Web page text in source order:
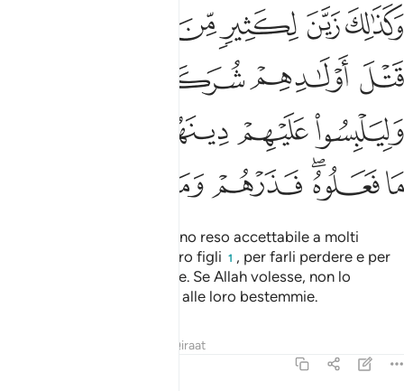
وكذالك زين لكثير من المشركين قتل اولادهم شركاوهم ليردوهم
وَكَذَٰلِكَ زَيَّنَ لِكَثِيرٍۢ مِّنَ ٱلْمُشْرِكِينَ قَتْلَ أَوْلَـٰدِهِمْ شُرَكَآؤُهُمْ لِيُرْدُوهُمْ
ﲬﲭﲮﲯ
ﲱ ﲲﲳ
ﲵﲶﲷﲸ
ﲼﲽﲾﲿﳀ
Ed è così che i loro dèi hanno reso accettabile a molti
politeisti l’assassinio dei loro figli 1 , per farli perdere e per
confondere la loro religione. Se Allah volesse, non lo
farebbero. Lasciali dunque alle loro bestemmie.
Qiraat